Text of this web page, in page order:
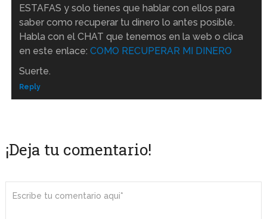
ESTAFAS y solo tienes que hablar con ellos para
saber como recuperar tu dinero lo antes posible.
Habla con el CHAT que tenemos en la web o clica
en este enlace: COMO RECUPERAR MI DINERO
Suerte.
Reply
¡Deja tu comentario!